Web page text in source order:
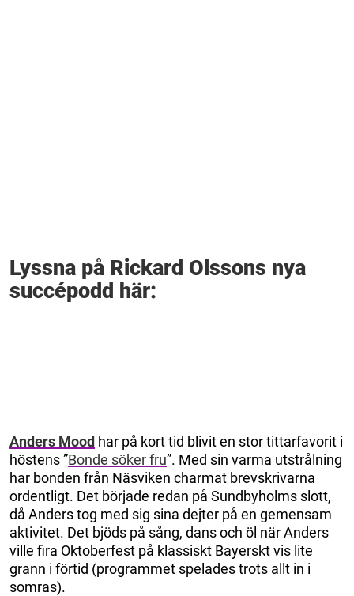
Lyssna på Rickard Olssons nya
succépodd här:
Anders Mood har på kort tid blivit en stor tittarfavorit i
höstens ”Bonde söker fru”. Med sin varma utstrålning
har bonden från Näsviken charmat brevskrivarna
ordentligt. Det började redan på Sundbyholms slott,
då Anders tog med sig sina dejter på en gemensam
aktivitet. Det bjöds på sång, dans och öl när Anders
ville fira Oktoberfest på klassiskt Bayerskt vis lite
grann i förtid (programmet spelades trots allt in i
somras).